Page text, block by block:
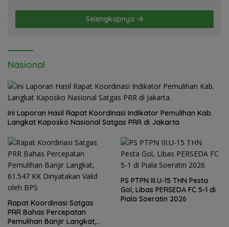
Narkoba
Selengkapnya
Nasional
Ini Laporan Hasil Rapat Koordinasi Indikator Pemulihan Kab.
Langkat Kaposko Nasional Satgas PRR di Jakarta
Rapat Koordinasi Satgas
PRR Bahas Percepatan
Pemulihan Banjir Langkat,
PS PTPN III.U-15 THN Pesta
Gol, Libas PERSEDA FC 5-1 di
Piala Soeratin 2026